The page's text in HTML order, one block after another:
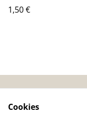
1,50 €
Cookies